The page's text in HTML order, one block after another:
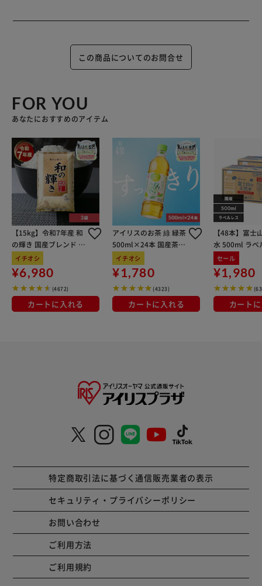
この商品についてのお問合せ
FOR YOU
あなたにおすすめのアイテム
【15kg】令和7年産 和
の輝き 国産ブレンド 5
kg×3袋
イチオシ
¥6,980
(4672)
カートに入れる
アイリスのお茶 綠 緑茶
500ml×24本 国産茶葉
100％使用
イチオシ
¥1,780
(4323)
カートに入れる
【48本】富士
水 500ml ラベ
セール
¥1,980
カート
特定商取引法に基づく通信販売業者の表示
セキュリティ・プライバシーポリシー
お問い合わせ
ご利用方法
ご利用規約